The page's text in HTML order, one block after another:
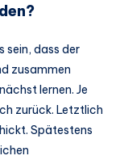
sein, dass der
zusammen
lernen. Je
zurück. Letztlich
Spätestens